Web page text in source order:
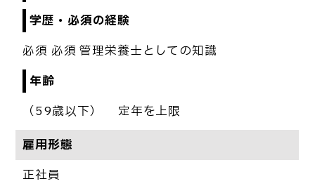
学歴・必須の経験
必須 必須 管理栄養士としての知識
年齢
（59歳以下） 定年を上限
雇用形態
正社員